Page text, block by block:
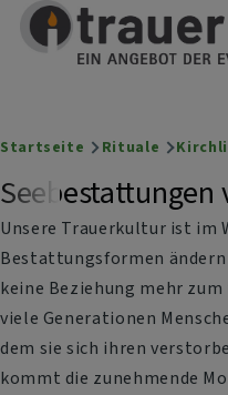
Direkt zum Inhalt
Trauernetz
Ein Angebot der
Breadcrumb
Startseite Rituale
Seebestattungen
Unsere Trauerkultur ist im
Bestattungsformen ändern
keine Beziehung mehr
viele Generationen
dem sie sich ihren
kommt die zunehmende